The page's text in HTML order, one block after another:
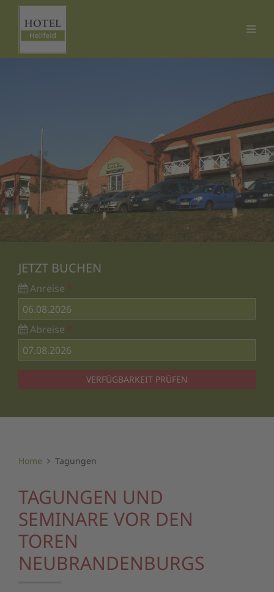
JETZT BUCHEN
Anreise
Abreise
VERFÜGBARKEIT PRÜFEN
Home Tagungen
TAGUNGEN UND
SEMINARE VOR DEN
TOREN
NEUBRANDENBURGS